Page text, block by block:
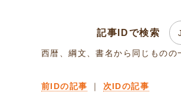
記事IDで検索
西暦、綱文、書名から同じもの
前IDの記事 ｜ 次IDの記事